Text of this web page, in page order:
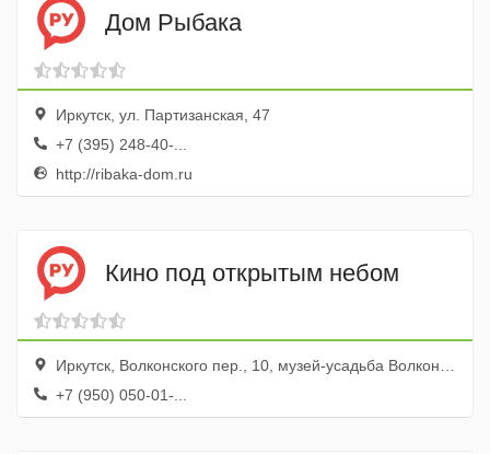
Дом Рыбака
Иркутск, ул. Партизанская, 47
+7 (395) 248-40-...
http://ribaka-dom.ru
Кино под открытым небом
Иркутск, Волконского пер., 10, музей-усадьба Волконских
+7 (950) 050-01-...